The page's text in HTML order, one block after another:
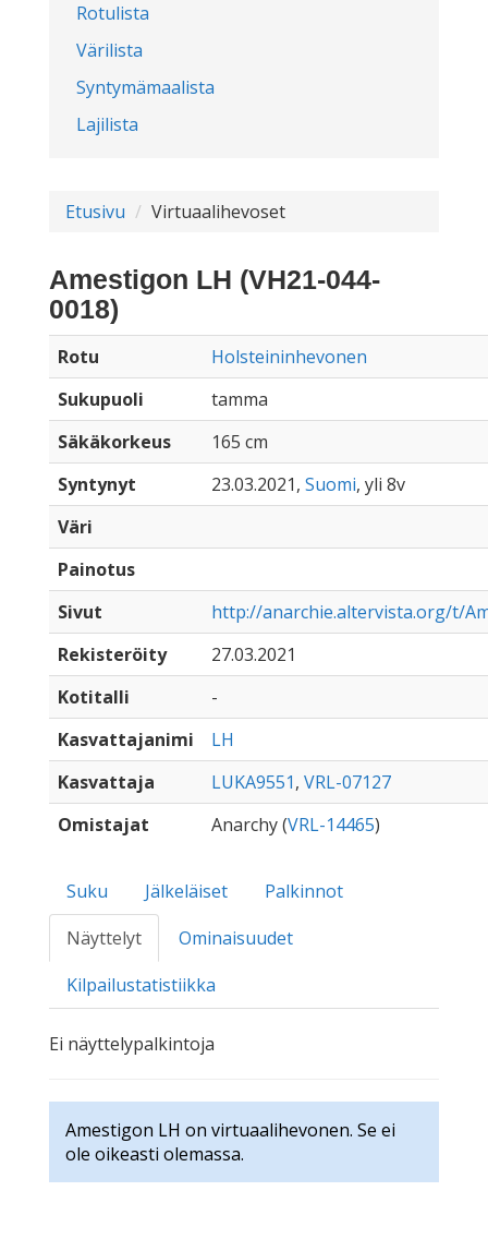
Rotulista
Värilista
Syntymämaalista
Lajilista
Etusivu Virtuaalihevoset
Amestigon LH (VH21-044-
0018)
Rotu
Holsteininhevonen
Sukupuoli
tamma
Säkäkorkeus
165 cm
Syntynyt
23.03.2021, Suomi, yli 8v
Väri
Painotus
Sivut
http://anarchie.altervista.org/t/
Rekisteröity
27.03.2021
Kotitalli
-
Kasvattajanimi
LH
Kasvattaja
LUKA9551, VRL-07127
Omistajat
Anarchy (VRL-14465)
Suku Jälkeläiset
Palkinnot
Näyttelyt
Ominaisuudet
Kilpailustatistiikka
Ei näyttelypalkintoja
Amestigon LH on virtuaalihevonen. Se ei
ole oikeasti olemassa.